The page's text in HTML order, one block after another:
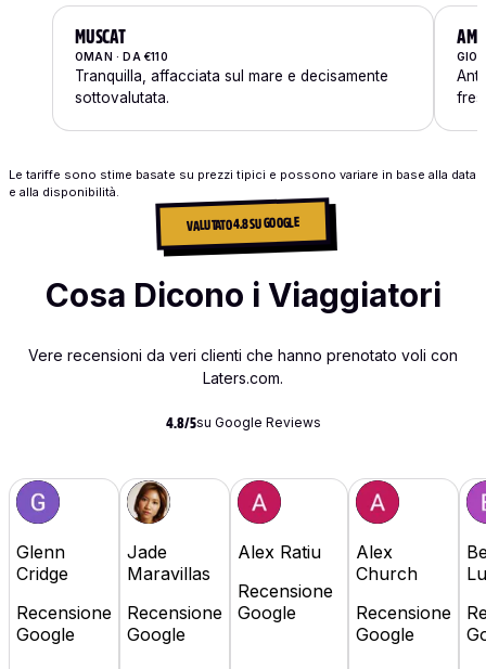
MUSCAT
OMAN · DA €110
Tranquilla, affacciata sul mare e decisamente
sottovalutata.
Le tariffe sono stime basate su prezzi tipici e possono variare in base alla data
e alla disponibilità.
VALUTATO 4.8 SU GOOGLE
Cosa Dicono i Viaggiatori
Vere recensioni da veri clienti che hanno prenotato voli con
Laters.com.
4.8/5su Google Reviews
Glenn
Cridge
Recensione
Google
Jade
Maravillas
Recensione
Google
Alex Ratiu
Recensione
Google
Alex
Church
Recensione
Google